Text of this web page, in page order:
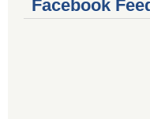
Facebook